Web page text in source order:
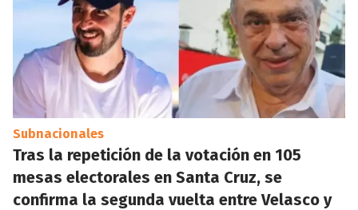
Subnacionales
Tras la repetición de la votación en 105
mesas electorales en Santa Cruz, se
confirma la segunda vuelta entre Velasco y